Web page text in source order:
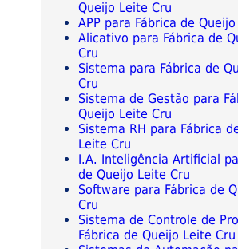
Queijo Leite Cru
APP para Fábrica de
Alicativo para Fábrica de
Cru
Sistema para Fábrica de
Cru
Sistema de Gestão para
Queijo Leite Cru
Sistema RH para Fábrica
Leite Cru
I.A. Inteligência Artificial
de Queijo Leite Cru
Software para Fábrica de
Cru
Sistema de Controle de
Fábrica de Queijo Leite Cru